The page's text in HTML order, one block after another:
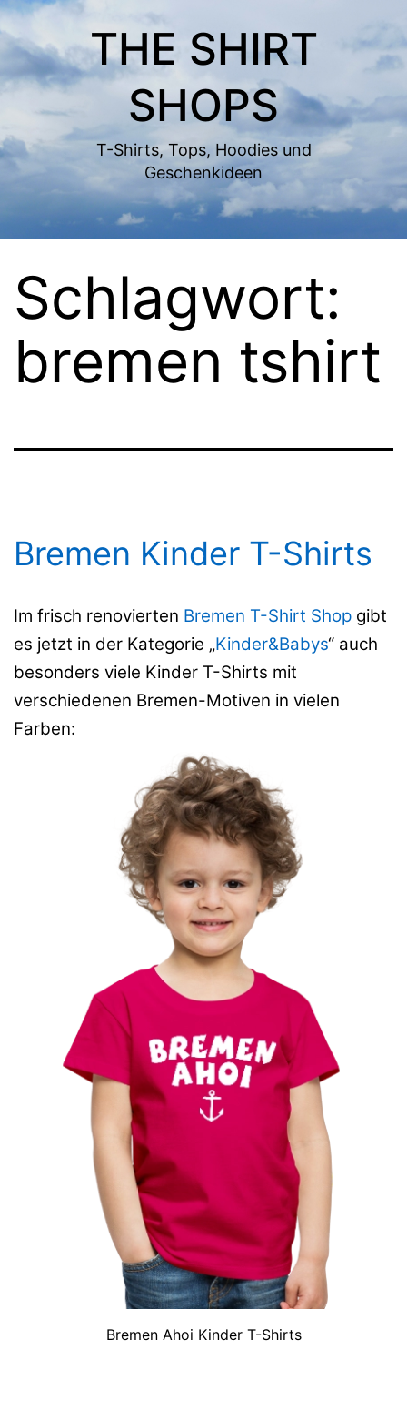
Zum
Inhalt
springen
THE SHIRT
SHOPS
T-Shirts, Tops, Hoodies und
Geschenkideen
Schlagwort:
bremen tshirt
Bremen Kinder T-Shirts
Im frisch renovierten Bremen T-Shirt Shop gibt
es jetzt in der Kategorie „Kinder&Babys“ auch
besonders viele Kinder T-Shirts mit
verschiedenen Bremen-Motiven in vielen
Farben:
Bremen Ahoi Kinder T-Shirts